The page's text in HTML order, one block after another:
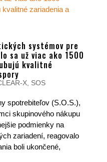
systémov pre
sa už viac ako 1500
kvalitné
X, SOS
spotrebiteľov (S.O.S.),
skupinového nákupu
podmienky na
zariadení, reagovalo
boli ukončené,